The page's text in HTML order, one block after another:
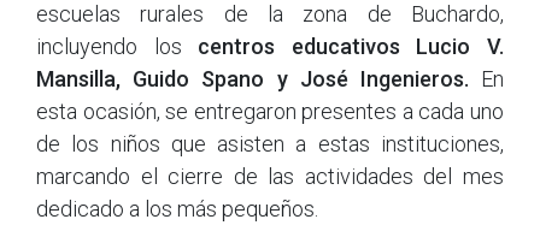
escuelas rurales de la zona de Buchardo,
incluyendo los centros educativos Lucio V.
Mansilla, Guido Spano y José Ingenieros. En
esta ocasión, se entregaron presentes a cada uno
de los niños que asisten a estas instituciones,
marcando el cierre de las actividades del mes
dedicado a los más pequeños.